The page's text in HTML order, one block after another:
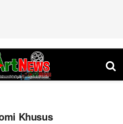
Khusus